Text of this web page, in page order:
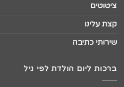
ציטוטים
קצת עלינו
שירותי כתיבה
ברכות ליום הולדת לפי גיל